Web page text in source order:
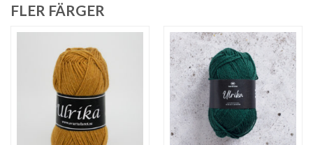
FLER FÄRGER